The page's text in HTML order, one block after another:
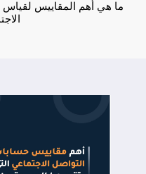
ما هي أهم المقاييس